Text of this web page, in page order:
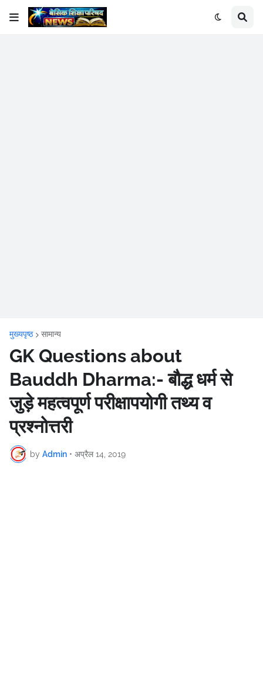
मुख्यपृष्ठ सामान्य
GK Questions about
Bauddh Dharma:- बौद्ध धर्म से
जुड़े महत्वपूर्ण परीक्षापयोगी तथ्य व
प्रश्नोत्तरी
by Admin • अप्रैल 14, 2019